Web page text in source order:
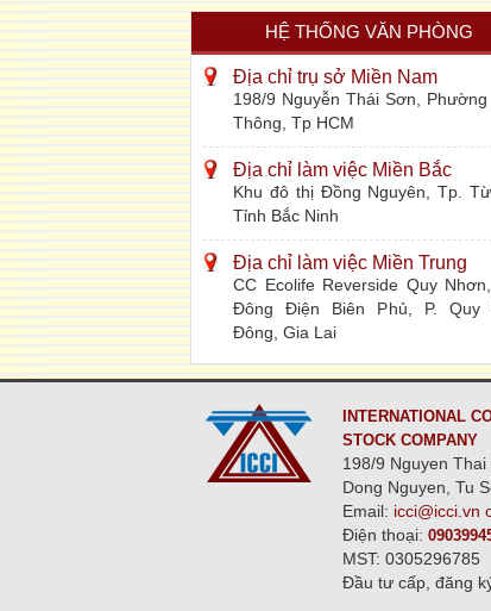
HỆ THỐNG VĂN PHÒNG
Địa chỉ trụ sở Miền Nam
198/9 Nguyễn Thái Sơn, Phường
Thông, Tp HCM
Địa chỉ làm việc Miền Bắc
Khu đô thị Đồng Nguyên, Tp. Từ
Tỉnh Bắc Ninh
Địa chỉ làm việc Miền Trung
CC Ecolife Reverside Quy
Đông Điện Biên Phủ, P. Quy
Đông, Gia Lai
INTERNATIONAL
STOCK COMPANY
198/9 Nguyen
Dong Nguyen, Tu
Email: icci@icci.vn
Điện thoại:
MST: 0305296785
Đầu tư cấp, đăng